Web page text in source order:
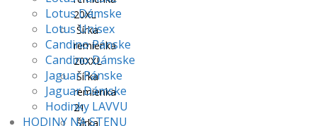
20XL
Šírka
remienka
20XXL
Šírka
remienka
21
Šírka
Lotus Dámske
Lotus Unisex
Candino Pánske
Candino Dámske
Jaguar Pánske
Jaguar Dámske
Hodinky LAVVU
HODINY NA STENU